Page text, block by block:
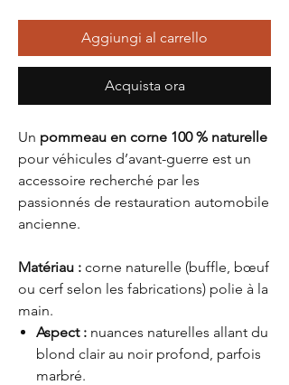
Aggiungi al carrello
Acquista ora
Un pommeau en corne 100 % naturelle
pour véhicules d’avant-guerre est un
accessoire recherché par les
passionnés de restauration automobile
ancienne.
Matériau : corne naturelle (buffle, bœuf
ou cerf selon les fabrications) polie à la
main.
Aspect : nuances naturelles allant du
blond clair au noir profond, parfois
marbré.